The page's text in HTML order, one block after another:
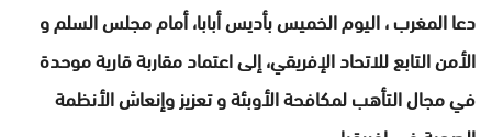
دعا المغرب ، اليوم الخميس بأديس أبابا، أمام مجلس السلم و
الأمن التابع للاتحاد الإفريقي، إلى اعتماد مقاربة قارية موحدة
في مجال التأهب لمكافحة الأوبئة و تعزيز وإنعاش الأنظمة